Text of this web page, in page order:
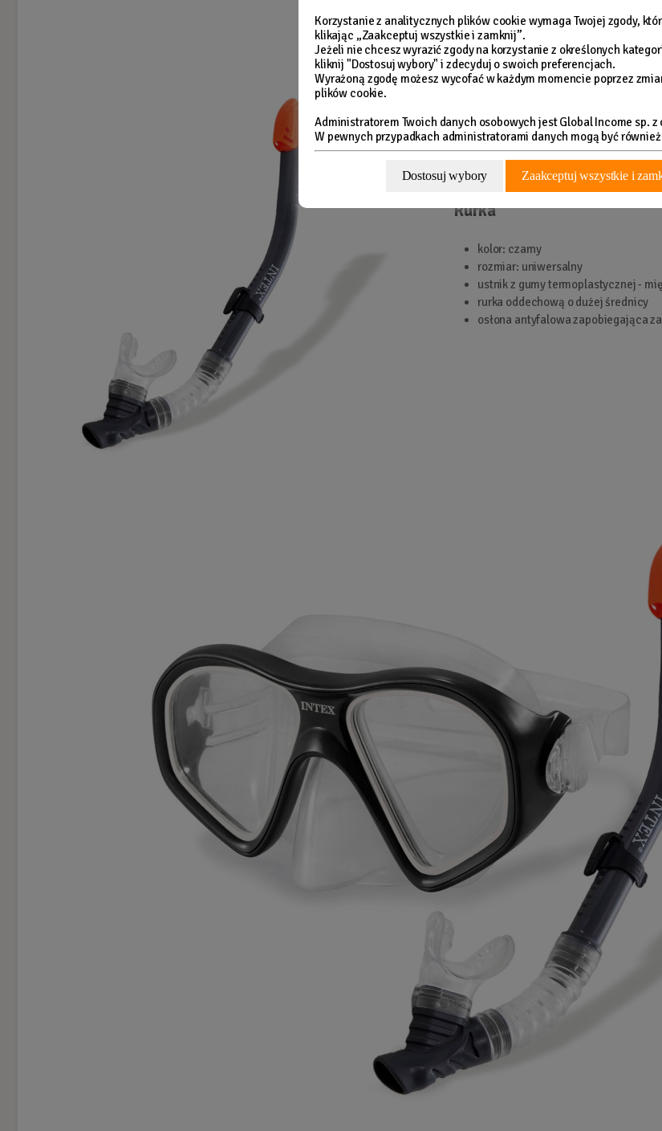
Rurka
kolor: czarny
rozmiar: uniwersalny
ustnik z gumy termoplastycznej -
rurka oddechową o dużej średnicy
osłona antyfalowa zapobiegająca
Korzystanie z analitycznych plików cookie wymaga Twojej zgody,
klikając „Zaakceptuj wszystkie i zamknij”.
Jeżeli nie chcesz wyrazić zgody na korzystanie z określonych
kliknij "Dostosuj wybory" i zdecyduj o swoich preferencjach.
Wyrażoną zgodę możesz wycofać w każdym momencie poprzez
plików cookie.
Administratorem Twoich danych osobowych jest Global Income sp. z
W pewnych przypadkach administratorami danych mogą być
Dostosuj wybory Zaakceptuj wszystkie i